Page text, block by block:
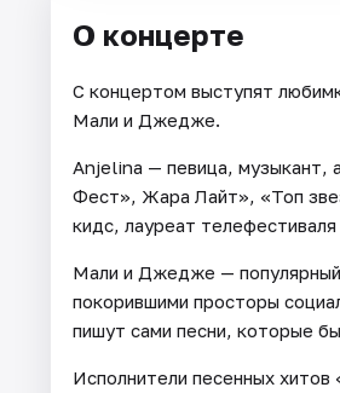
О концерте
С концертом выступят
Мали и Джедже.
Anjelina — певица, музыкант,
Фест», Жара Лайт», «Топ
кидс, лауреат
Мали и Джедже — популярный
покорившими просторы
пишут сами песни, которые
Исполнители песенных